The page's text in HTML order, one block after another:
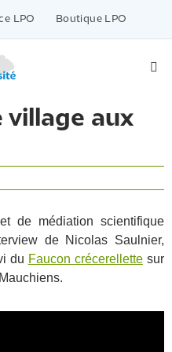
LPO Boutique LPO
village aux
de médiation scientifique
de Nicolas Saulnier,
du Faucon crécerellettesur